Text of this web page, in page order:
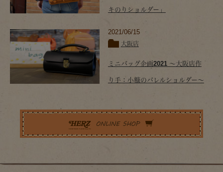
キのりショルダー」
2021/06/15
大阪店
ミニバッグ企画2021 ～大阪店作
り手：小糠のバレルショルダー～